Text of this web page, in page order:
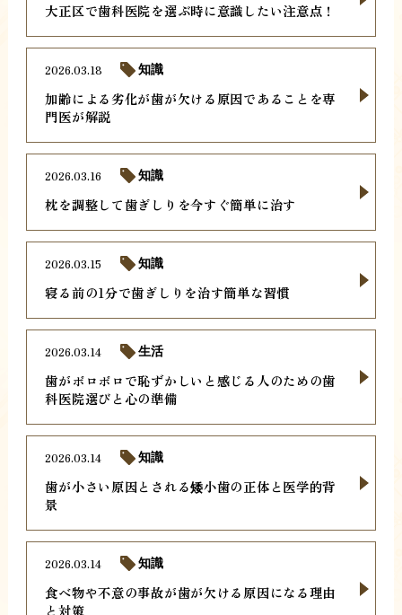
大正区で歯科医院を選ぶ時に意識したい注意点！
加齢による劣化が歯が欠ける原因であることを専
門医が解説
2026.03.18 知識
枕を調整して歯ぎしりを今すぐ簡単に治す
2026.03.16 知識
寝る前の1分で歯ぎしりを治す簡単な習慣
2026.03.15 知識
歯がボロボロで恥ずかしいと感じる人のための歯
科医院選びと心の準備
2026.03.14 生活
歯が小さい原因とされる矮小歯の正体と医学的背
景
2026.03.14 知識
食べ物や不意の事故が歯が欠ける原因になる理由
と対策
2026.03.14 知識